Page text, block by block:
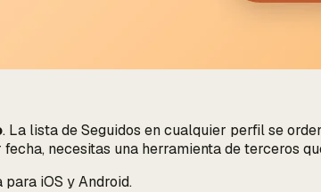
. La lista de Seguidos en cualquier perfil se
necesitas una herramienta de terceros
iOS y Android.